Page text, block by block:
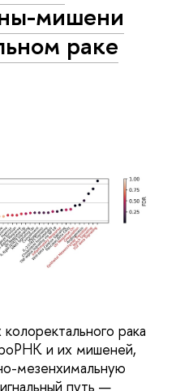
мишени
раке
рака
и их мишеней,
мезенхимальную
путь —